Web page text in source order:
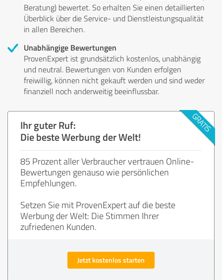
Beratung) bewertet. So erhalten Sie einen detaillierten
Überblick über die Service- und Dienstleistungsqualität
in allen Bereichen.
Unabhängige Bewertungen
ProvenExpert ist grundsätzlich kostenlos, unabhängig
und neutral. Bewertungen von Kunden erfolgen
freiwillig, können nicht gekauft werden und sind weder
finanziell noch anderweitig beeinflussbar.
Ihr guter Ruf:
Die beste Werbung der Welt!
85 Prozent aller Verbraucher vertrauen Online-
Bewertungen genauso wie persönlichen
Empfehlungen.
Setzen Sie mit ProvenExpert auf die beste
Werbung der Welt: Die Stimmen Ihrer
zufriedenen Kunden.
Jetzt kostenlos starten